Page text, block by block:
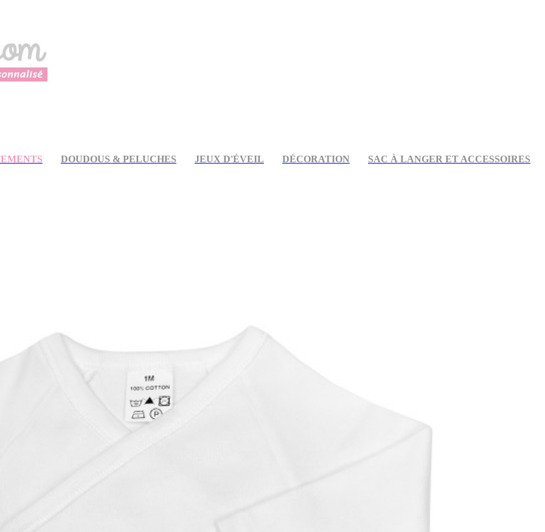
DOUDOUS & PELUCHES JEUX D'ÉVEIL DÉCORATION SAC À LANGER ET ACCESSOIRES